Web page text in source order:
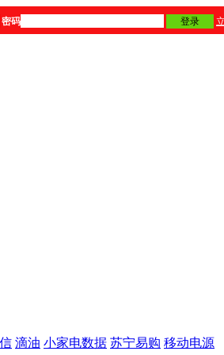
密码 登录
滴油 小家电数据 苏宁易购 移动电源